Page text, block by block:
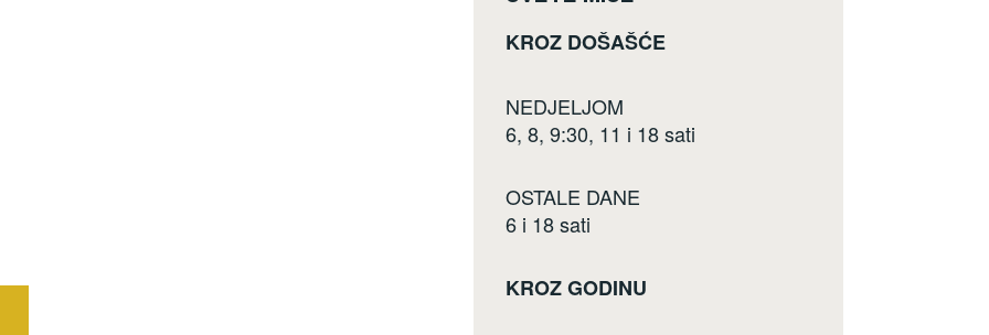
KROZ DOŠAŠĆE
NEDJELJOM
6, 8, 9:30, 11 i 18 sati
OSTALE DANE
6 i 18 sati
KROZ GODINU